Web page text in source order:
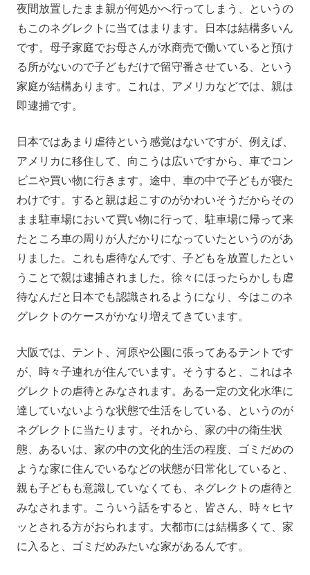
夜間放置したまま親が何処かへ行ってしまう、というの
もこのネグレクトに当てはまります。日本は結構多いん
です。母子家庭でお母さんが水商売で働いていると預け
る所がないので子どもだけで留守番させている、という
家庭が結構あります。これは、アメリカなどでは、親は
即逮捕です。
日本ではあまり虐待という感覚はないですが、例えば、
アメリカに移住して、向こうは広いですから、車でコン
ビニや買い物に行きます。途中、車の中で子どもが寝た
わけです。すると親は起こすのがかわいそうだからその
まま駐車場において買い物に行って、駐車場に帰って来
たところ車の周りが人だかりになっていたというのがあ
りました。これも虐待なんです、子どもを放置したとい
うことで親は逮捕されました。徐々にほったらかしも虐
待なんだと日本でも認識されるようになり、今はこのネ
グレクトのケースがかなり増えてきています。
大阪では、テント、河原や公園に張ってあるテントです
が、時々子連れが住んでいます。そうすると、これはネ
グレクトの虐待とみなされます。ある一定の文化水準に
達していないような状態で生活をしている、というのが
ネグレクトに当たります。それから、家の中の衛生状
態、あるいは、家の中の文化的生活の程度、ゴミだめの
ような家に住んでいるなどの状態が日常化していると、
親も子どもも意識していなくても、ネグレクトの虐待と
みなされます。こういう話をすると、皆さん、時々ヒヤ
ッとされる方がおられます。大都市には結構多くて、家
に入ると、ゴミだめみたいな家があるんです。